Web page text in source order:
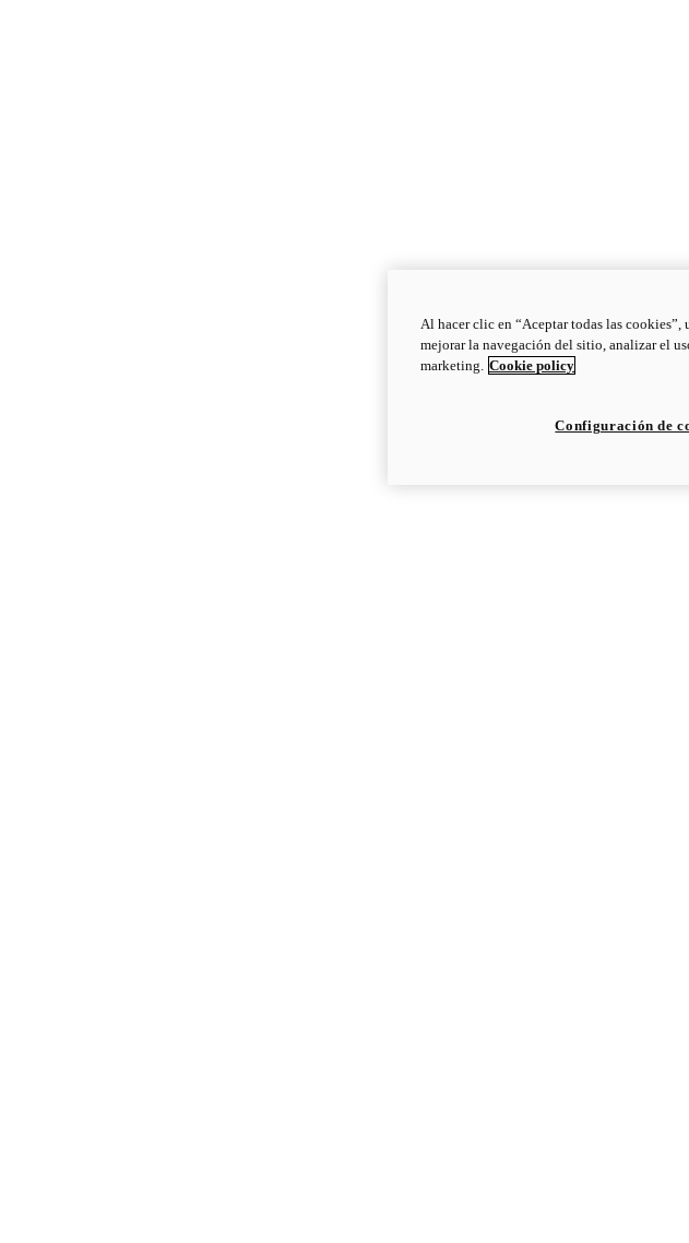
Al hacer clic en “Aceptar todas las cookies”,
mejorar la navegación del sitio, analizar el
marketing. Cookie policy
Configuración de